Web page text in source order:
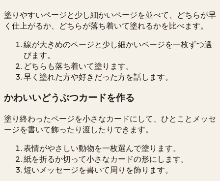
塗りやすいページと少し細かいページを並べて、どちらが早
く仕上がるか、どちらが落ち着いて塗れるかを比べます。
線が大きめのページと少し細かいページを一枚ずつ選
びます。
どちらも落ち着いて塗ります。
早く塗れた方や好きだった方を話します。
かわいいどうぶつカードを作る
塗り終わったページを小さなカードにして、ひとことメッセ
ージを書いて飾ったり渡したりできます。
表情がやさしい動物を一枚選んで塗ります。
紙を折るか切って小さなカードの形にします。
短いメッセージを書いて周りを飾ります。